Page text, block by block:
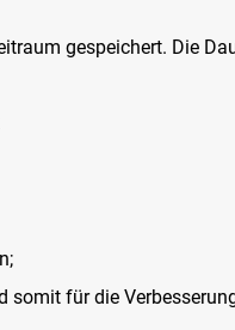
gespeichert. Die
für die